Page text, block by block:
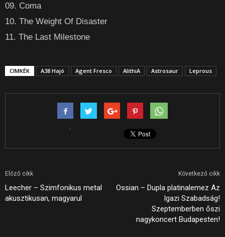
09. Coma
10. The Weight Of Disaster
11. The Last Milestone
CIMKÉK A38 Hajó Agent Fresco AlithiA Astrosaur Leprous
Előző cikk
Leecher – Szimfonikus metal
akusztikusan, magyarul
Következő cikk
Ossian – Dupla platinalemez Az
Igazi Szabadság!
Szeptemberben őszi
nagykoncert Budapesten!